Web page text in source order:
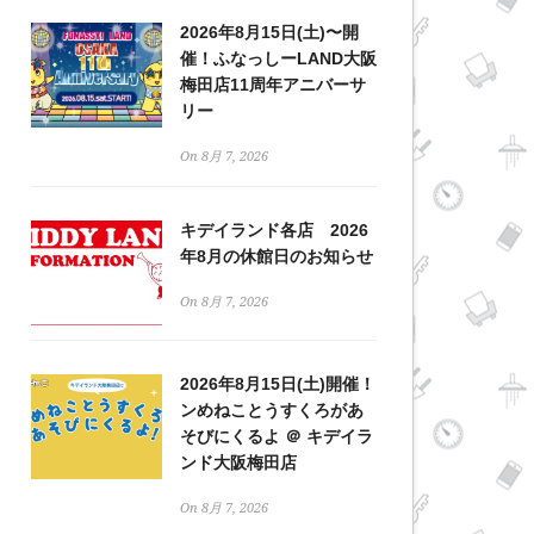
2026年8月15日(土)〜開
催！ふなっしーLAND大阪
梅田店11周年アニバーサ
リー
On 8月 7, 2026
キデイランド各店 2026
年8月の休館日のお知らせ
On 8月 7, 2026
2026年8月15日(土)開催！
ンめねことうすくろがあ
そびにくるよ ＠ キデイラ
ンド大阪梅田店
On 8月 7, 2026